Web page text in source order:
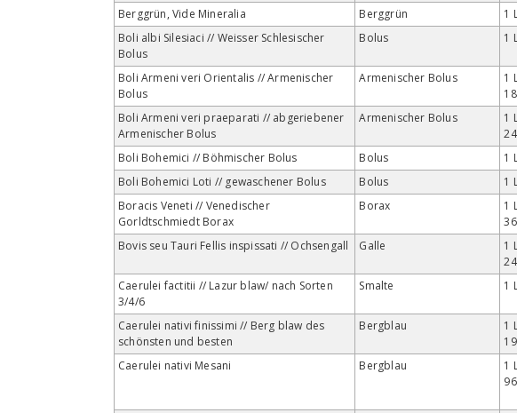
Berggrün, Vide Mineralia Berggrün
1
Boli albi Silesiaci // Weisser Schlesischer
Bolus
Bolus 1
Boli Armeni veri Orientalis // Armenischer
Bolus
Armenischer Bolus
1
Boli Armeni veri praeparati // abgeriebener
Armenischer Bolus
Armenischer Bolus
1
Boli Bohemici // Böhmischer Bolus Bolus 1
Boli Bohemici Loti // gewaschener Bolus
Bolus 1
Boracis Veneti // Venedischer
Gorldtschmiedt Borax
Borax
1
Bovis seu Tauri Fellis inspissati // Ochsengall Galle
1
Caerulei factitii // Lazur blaw/ nach Sorten
3/4/6
Smalte 1
Caerulei nativi finissimi // Berg blaw des
schönsten und besten
Bergblau
1
Caerulei nativi Mesani Bergblau
1